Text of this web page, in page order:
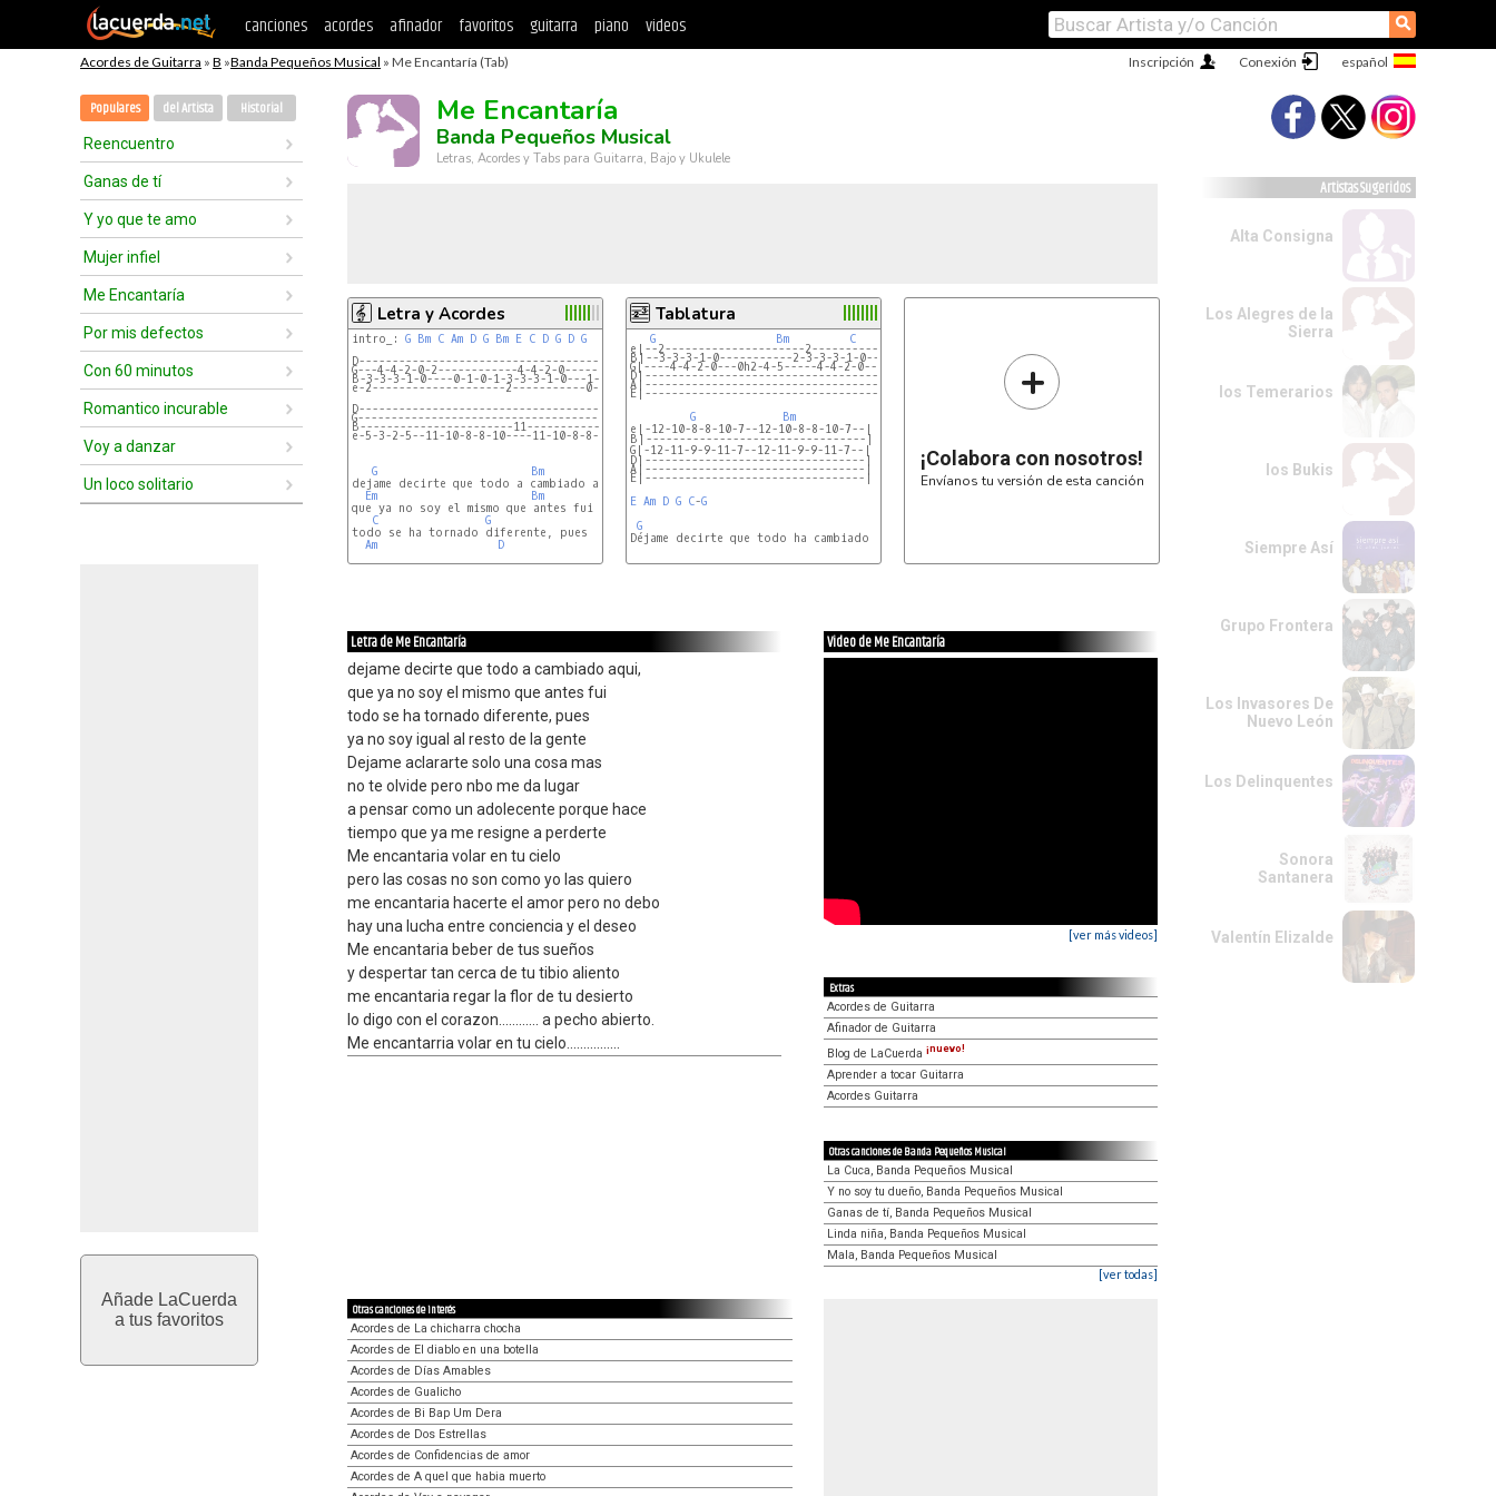
canciones acordes afinador favoritos guitarra piano videos ⚲
Acordes de Guitarra » B »Banda Pequeños Musical » Me Encantaría (Tab) Conexión
Inscripción
Populares del Artista Historial
Reencuentro
Ganas de tí
Y yo que te amo
Mujer infiel
Me Encantaría
Por mis defectos
Con 60 minutos
Romantico incurable
Voy a danzar
Un loco solitario
Añade LaCuerda
a tus favoritos
Me Encantaría
Banda Pequeños Musical
Letras, Acordes y Tabs para Guitarra, Bajo y Ukulele
Letra y Acordes
intro_: G Bm C Am D G Bm E C D G D G
D------------------------------------------4-----------
G---4-4-2-0-2------------4-4-2-0-----2-2-0-2-----------
B-3-3-3-1-0----0-1-0-1-3-3-3-1-0---1-1-1-0-------------
e-2--------------------2-----------0-------------------
D-----------------------------------------------------
G-----------------------------------------------------
B-----------------------11--------------11------------
e-5-3-2-5--11-10-8-8-10----11-10-8-8-10---------------
G
Bm
dejame decirte que todo a cambiado aqui,
Em
Bm
que ya no soy el mismo que antes fui
C
G
todo se ha tornado diferente, pues
Am
D
Tablatura
G Bm C
e|--2---------------------2-----------3-----------5-3-2-5--|
B|--3-3-3-1-0-----------2-3-3-3-1-0---5-5-5-3-1------------|
G|----4-4-2-0---0h2-4-5-----4-4-2-0-----5-5-4-2------------|
D|---------------------------------------------------------|
A|---------------------------------------------------------|
E|---------------------------------------------------------|
G
Bm
B|---------------------------------|
D|---------------------------------|
A|---------------------------------|
E|---------------------------------|
E Am D G C-G
G
+
¡Colabora con nosotros!
Envíanos tu versión de esta canción
Letra de Me Encantaría
dejame decirte que todo a cambiado aqui,
que ya no soy el mismo que antes fui
todo se ha tornado diferente, pues
ya no soy igual al resto de la gente
Dejame aclararte solo una cosa mas
no te olvide pero nbo me da lugar
a pensar como un adolecente porque hace
tiempo que ya me resigne a perderte
Me encantaria volar en tu cielo
pero las cosas no son como yo las quiero
me encantaria hacerte el amor pero no debo
hay una lucha entre conciencia y el deseo
Me encantaria beber de tus sueños
y despertar tan cerca de tu tibio aliento
me encantaria regar la flor de tu desierto
lo digo con el corazon............ a pecho abierto.
Me encantarria volar en tu cielo................
Video de Me Encantaría
[ver más videos]
Extras
Acordes de Guitarra
Afinador de Guitarra
Blog de LaCuerda ¡nuevo!
Aprender a tocar Guitarra
Acordes Guitarra
Otras canciones de Banda Pequeños Musical
La Cuca, Banda Pequeños Musical
Y no soy tu dueño, Banda Pequeños Musical
Ganas de tí, Banda Pequeños Musical
Linda niña, Banda Pequeños Musical
Mala, Banda Pequeños Musical
[ver todas]
Otras canciones de interés
Acordes de La chicharra chocha
Acordes de El diablo en una botella
Acordes de Días Amables
Acordes de Gualicho
Acordes de Bi Bap Um Dera
Acordes de Dos Estrellas
Acordes de Confidencias de amor
Acordes de A quel que habia muerto
Artistas Sugeridos
Alta Consigna
Los Alegres de la
Sierra
los Temerarios
los Bukis
Siempre Así
Grupo Frontera
Los Invasores De
Nuevo León
Los Delinquentes
Sonora
Santanera
Valentín Elizalde